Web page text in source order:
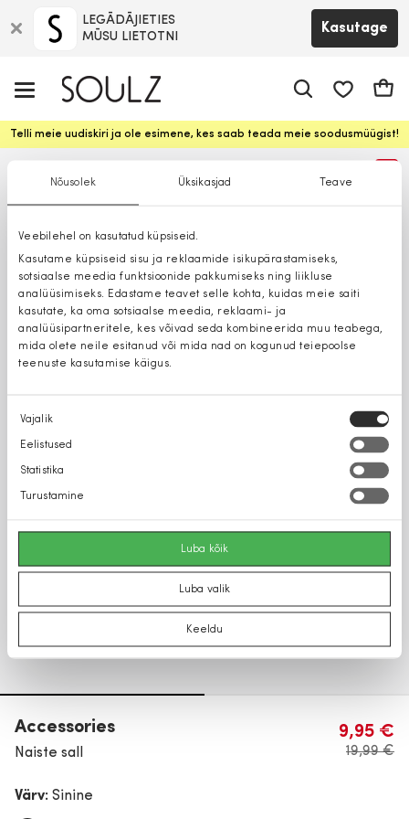
Nõusolek Üksikasjad Teave
Veebilehel on kasutatud küpsiseid.
Kasutame küpsiseid sisu ja reklaamide isikupärastamiseks,
sotsiaalse meedia funktsioonide pakkumiseks ning liikluse
analüüsimiseks. Edastame teavet selle kohta, kuidas meie saiti
kasutate, ka oma sotsiaalse meedia, reklaami- ja
analüüsipartneritele, kes võivad seda kombineerida muu teabega,
mida olete neile esitanud või mida nad on kogunud teiepoolse
teenuste kasutamise käigus.
Nõusoleku
valik
Vajalik
Eelistused
Statistika
Turustamine
Luba kõik
Luba valik
Keeldu
LEGĀDĀJIETIES
MŪSU LIETOTNI
Kasutage
Telli meie uudiskiri ja ole esimene, kes saab teada meie soodusmüügist!
Accessories
Naiste sall
9,95 €
19,99 €
Värv: Sinine